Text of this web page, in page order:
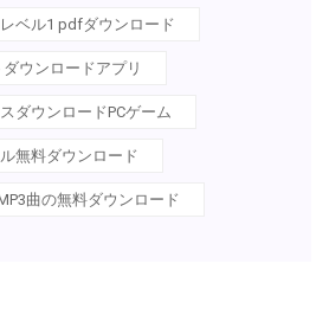
ベル1 pdfダウンロード
ウンロードアプリ
ダウンロードPCゲーム
無料ダウンロード
曲の無料ダウンロード